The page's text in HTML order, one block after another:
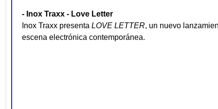
- Inox Traxx - Love Letter
Inox Traxx presenta LOVE LETTER, un nuevo
escena electrónica contemporánea.